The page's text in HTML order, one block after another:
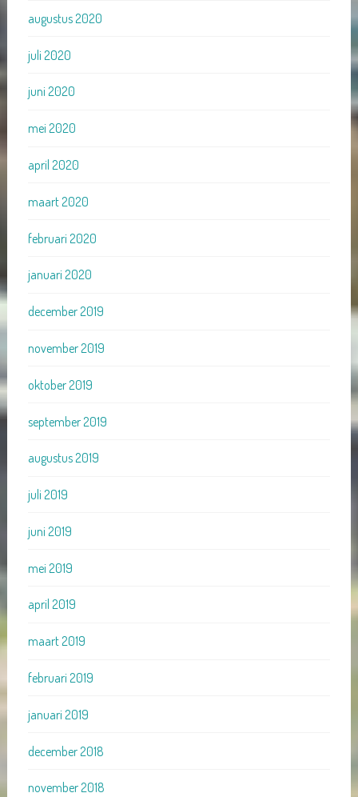
augustus 2020
juli 2020
juni 2020
mei 2020
april 2020
maart 2020
februari 2020
januari 2020
december 2019
november 2019
oktober 2019
september 2019
augustus 2019
juli 2019
juni 2019
mei 2019
april 2019
maart 2019
februari 2019
januari 2019
december 2018
november 2018